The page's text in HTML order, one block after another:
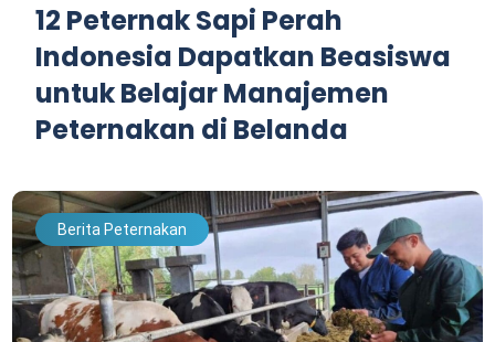
12 Peternak Sapi Perah
Indonesia Dapatkan Beasiswa
untuk Belajar Manajemen
Peternakan di Belanda
Berita Peternakan